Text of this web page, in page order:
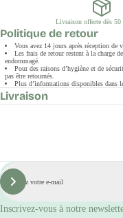
Livraison offerte dès 50
Politique de retour
Vous avez 14 jours après réception de
Les frais de retour restent à la charge
endommagé.
Pour des raisons d’hygiène et de
pas être retournés.
Plus d’informations disponibles dans
Livraison
E-
mail
S'inscrire
Inscrivez-vous à notre